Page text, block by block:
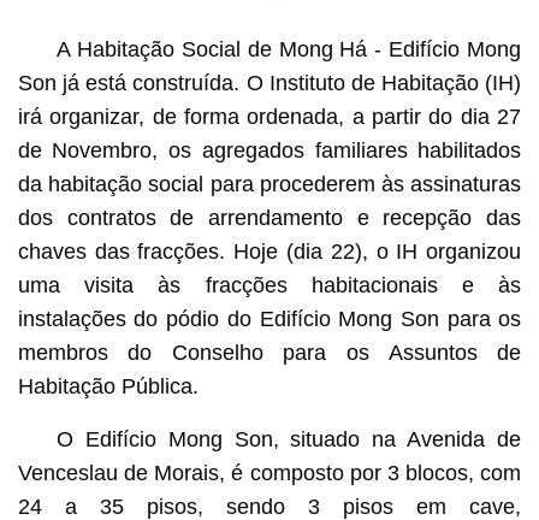
A Habitação Social de Mong Há - Edifício Mong
Son já está construída. O Instituto de Habitação (IH)
irá organizar, de forma ordenada, a partir do dia 27
de Novembro, os agregados familiares habilitados
da habitação social para procederem às assinaturas
dos contratos de arrendamento e recepção das
chaves das fracções. Hoje (dia 22), o IH organizou
uma visita às fracções habitacionais e às
instalações do pódio do Edifício Mong Son para os
membros do Conselho para os Assuntos de
Habitação Pública.
O Edifício Mong Son, situado na Avenida de
Venceslau de Morais, é composto por 3 blocos, com
24 a 35 pisos, sendo 3 pisos em cave,